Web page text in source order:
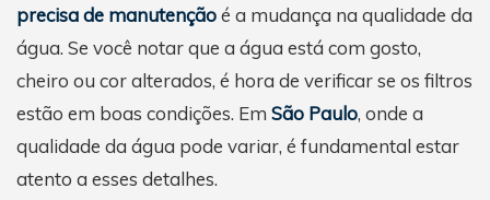
precisa de manutençãoé a mudança na qualidade da
água. Se você notar que a água está com gosto,
cheiro ou cor alterados, é hora de verificar se os filtros
estão em boas condições. Em São Paulo, onde a
qualidade da água pode variar, é fundamental estar
atento a esses detalhes.